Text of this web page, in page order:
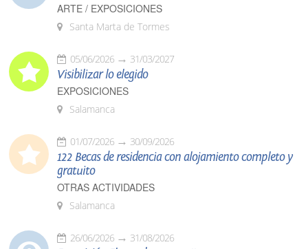
ARTE / EXPOSICIONES
Santa Marta de Tormes
05/06/2026 31/03/2027
Visibilizar lo elegido
EXPOSICIONES
Salamanca
01/07/2026 30/09/2026
122 Becas de residencia con alojamiento completo y
gratuito
OTRAS ACTIVIDADES
Salamanca
26/06/2026 31/08/2026